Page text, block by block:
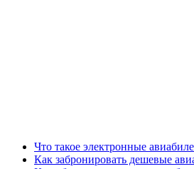
Что такое электронные
Как забронировать дешевые